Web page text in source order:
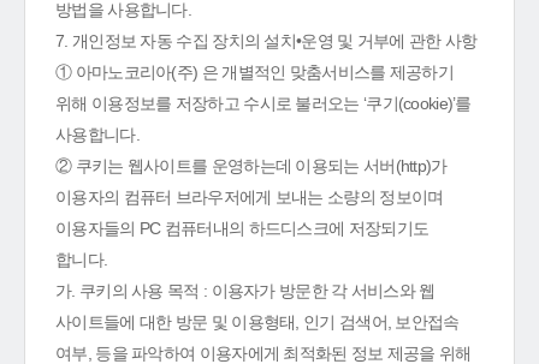
방법을 사용합니다.
7. 개인정보 자동 수집 장치의 설치•운영 및 거부에 관한 사항
① 아마노코리아(주) 은 개별적인 맞춤서비스를 제공하기
위해 이용정보를 저장하고 수시로 불러오는 ‘쿠기(cookie)’를
사용합니다.
② 쿠키는 웹사이트를 운영하는데 이용되는 서버(http)가
이용자의 컴퓨터 브라우저에게 보내는 소량의 정보이며
이용자들의 PC 컴퓨터내의 하드디스크에 저장되기도
합니다.
가. 쿠키의 사용 목적 : 이용자가 방문한 각 서비스와 웹
사이트들에 대한 방문 및 이용형태, 인기 검색어, 보안접속
여부, 등을 파악하여 이용자에게 최적화된 정보 제공을 위해